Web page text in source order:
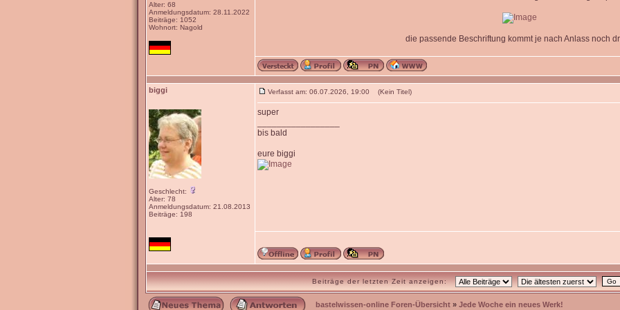
Alter: 68
Anmeldungsdatum: 28.11.2022
Beiträge: 1052
Wohnort: Nagold
die passende Beschriftung kommt je nach Anlass noch
biggi
Geschlecht:
Alter: 78
Anmeldungsdatum: 21.08.2013
Beiträge: 198
Verfasst am: 06.07.2026, 19:00 (Kein Titel)
super
bis bald
eure biggi
Beiträge der letzten Zeit anzeigen:
bastelwissen-online Foren-Übersicht » Jede Woche ein neues Werk!